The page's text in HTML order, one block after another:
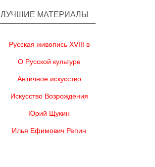
ЛУЧШИЕ МАТЕРИАЛЫ
Русская живопись XVIII в
О Русской культуре
Античное искусство
Искусство Возрождения
Юрий Щукин
Илья Ефимович Репин